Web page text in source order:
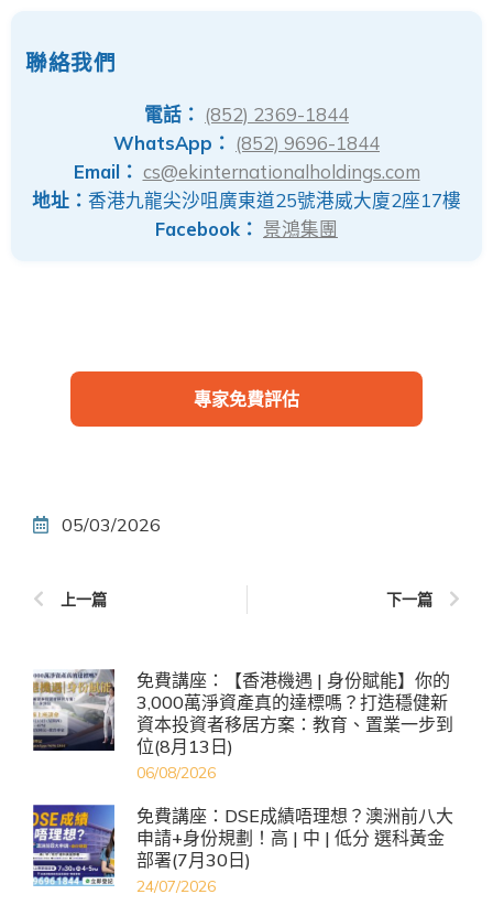
聯絡我們
電話： (852) 2369-1844
WhatsApp： (852) 9696-1844
Email： cs@ekinternationalholdings.com
地址： 香港九龍尖沙咀廣東道25號港威大廈2座17樓
Facebook： 景鴻集團
專家免費評估
05/03/2026
上一篇 下一篇
免費講座：【香港機遇 | 身份賦能】你的
3,000萬淨資產真的達標嗎？打造穩健新
資本投資者移居方案：教育、置業一步到
位(8月13日)
06/08/2026
免費講座：DSE成績唔理想？澳洲前八大
申請+身份規劃！高 | 中 | 低分 選科黃金
部署(7月30日)
24/07/2026